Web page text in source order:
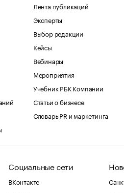
Лента публикаций
Эксперты
Выбор редакции
Кейсы
Вебинары
Мероприятия
Учебник РБК Компании
Статьи о бизнесе
Словарь PR и маркетинга
Социальные сети
ВКонтакте